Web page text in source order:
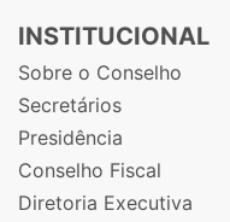
INSTITUCIONAL
Sobre o Conselho
Secretários
Presidência
Conselho Fiscal
Diretoria Executiva